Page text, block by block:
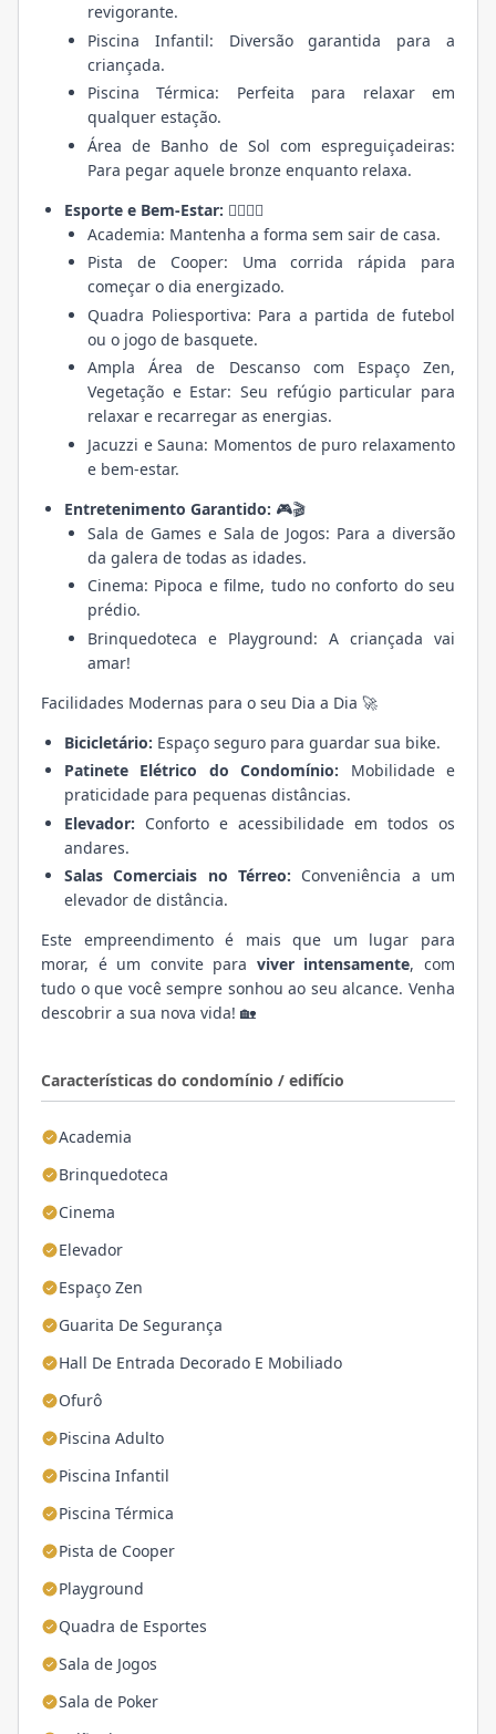
Características do condomínio / edifício
Academia
Brinquedoteca
Cinema
Elevador
Espaço Zen
Guarita De Segurança
Hall De Entrada Decorado E Mobiliado
Ofurô
Piscina Adulto
Piscina Infantil
Piscina Térmica
Pista de Cooper
Playground
Quadra de Esportes
Sala de Jogos
Sala de Poker
revigorante.
Piscina Infantil: Diversão garantida para a
criançada.
Piscina Térmica: Perfeita para relaxar em
qualquer estação.
Área de Banho de Sol com espreguiçadeiras:
Para pegar aquele bronze enquanto relaxa.
Esporte e Bem-Estar: 🏃‍♀️🧘‍♂️
Academia: Mantenha a forma sem sair de casa.
Pista de Cooper: Uma corrida rápida para
começar o dia energizado.
Quadra Poliesportiva: Para a partida de futebol
ou o jogo de basquete.
Ampla Área de Descanso com Espaço Zen,
Vegetação e Estar: Seu refúgio particular para
relaxar e recarregar as energias.
Jacuzzi e Sauna: Momentos de puro relaxamento
e bem-estar.
Entretenimento Garantido: 🎮🎬
Sala de Games e Sala de Jogos: Para a diversão
da galera de todas as idades.
Cinema: Pipoca e filme, tudo no conforto do seu
prédio.
Brinquedoteca e Playground: A criançada vai
amar!
Facilidades Modernas para o seu Dia a Dia 🚀
Bicicletário: Espaço seguro para guardar sua bike.
Patinete Elétrico do Condomínio: Mobilidade e
praticidade para pequenas distâncias.
Elevador: Conforto e acessibilidade em todos os
andares.
Salas Comerciais no Térreo: Conveniência a um
elevador de distância.
Este empreendimento é mais que um lugar para
morar, é um convite para viver intensamente, com
tudo o que você sempre sonhou ao seu alcance. Venha
descobrir a sua nova vida! 🏡